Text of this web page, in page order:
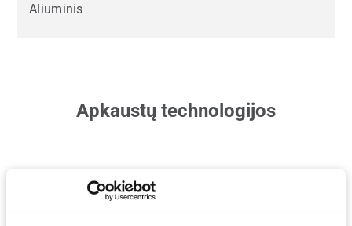
Aliuminis
Apkaustų technologijos